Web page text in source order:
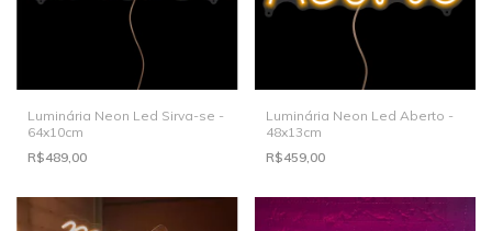
Luminária Neon Led Sirva-se -
64x10cm
R$489,00
Luminária Neon Led Aberto -
48x13cm
R$459,00